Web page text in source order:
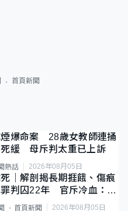
首頁新聞
煙爆命案 28歲女教師連捅
死緩 母斥判太重已上訴
熱話 2026年08月05日
｜解剖揭長期捱餓、傷痕
判囚22年 官斥冷血：同
首頁新聞 2026年08月05日